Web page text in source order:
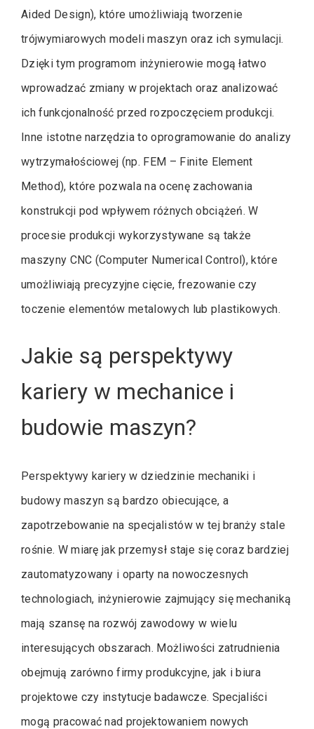
Aided Design), które umożliwiają tworzenie
trójwymiarowych modeli maszyn oraz ich symulacji.
Dzięki tym programom inżynierowie mogą łatwo
wprowadzać zmiany w projektach oraz analizować
ich funkcjonalność przed rozpoczęciem produkcji.
Inne istotne narzędzia to oprogramowanie do analizy
wytrzymałościowej (np. FEM – Finite Element
Method), które pozwala na ocenę zachowania
konstrukcji pod wpływem różnych obciążeń. W
procesie produkcji wykorzystywane są także
maszyny CNC (Computer Numerical Control), które
umożliwiają precyzyjne cięcie, frezowanie czy
toczenie elementów metalowych lub plastikowych.
Jakie są perspektywy
kariery w mechanice i
budowie maszyn?
Perspektywy kariery w dziedzinie mechaniki i
budowy maszyn są bardzo obiecujące, a
zapotrzebowanie na specjalistów w tej branży stale
rośnie. W miarę jak przemysł staje się coraz bardziej
zautomatyzowany i oparty na nowoczesnych
technologiach, inżynierowie zajmujący się mechaniką
mają szansę na rozwój zawodowy w wielu
interesujących obszarach. Możliwości zatrudnienia
obejmują zarówno firmy produkcyjne, jak i biura
projektowe czy instytucje badawcze. Specjaliści
mogą pracować nad projektowaniem nowych